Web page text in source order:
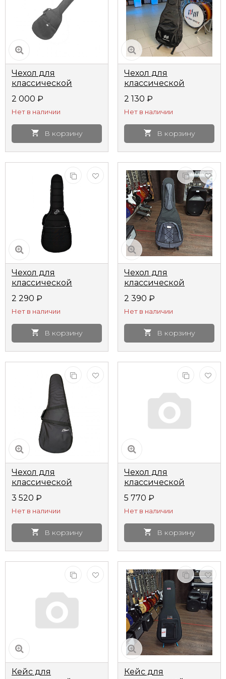
Чехол для
классической
полужесткий
2 000 ₽
Нет в наличии
В корзину
Чехол для
классической
утепленный*
2 130 ₽
Нет в наличии
В корзину
Чехол для
классической
1
2 290 ₽
Нет в наличии
В корзину
Чехол для
классической
утепленный
2 390 ₽
Нет в наличии
В корзину
Чехол для
классической
ЛЧГК4 полужесткий*
3 520 ₽
Нет в наличии
В корзину
Чехол для
классической
5 770 ₽
Нет в наличии
В корзину
Кейс для
Кейс для